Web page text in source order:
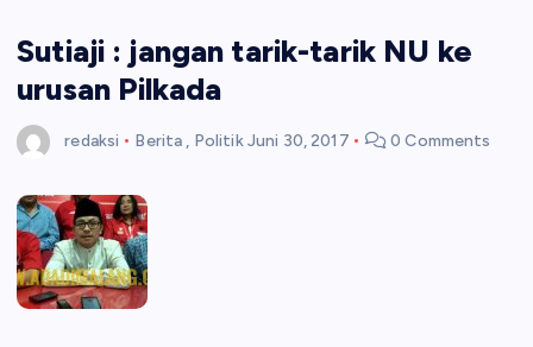
Sutiaji : jangan tarik-tarik NU ke
urusan Pilkada
redaksi Berita , PolitikJuni 30, 2017 0 Comments